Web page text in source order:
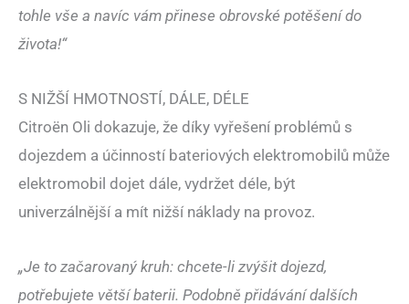
tohle vše a navíc vám přinese obrovské potěšení do
života!“
S NIŽŠÍ HMOTNOSTÍ, DÁLE, DÉLE
Citroën Oli dokazuje, že díky vyřešení problémů s
dojezdem a účinností bateriových elektromobilů může
elektromobil dojet dále, vydržet déle, být
univerzálnější a mít nižší náklady na provoz.
„Je to začarovaný kruh: chcete-li zvýšit dojezd,
potřebujete větší baterii. Podobně přidávání dalších